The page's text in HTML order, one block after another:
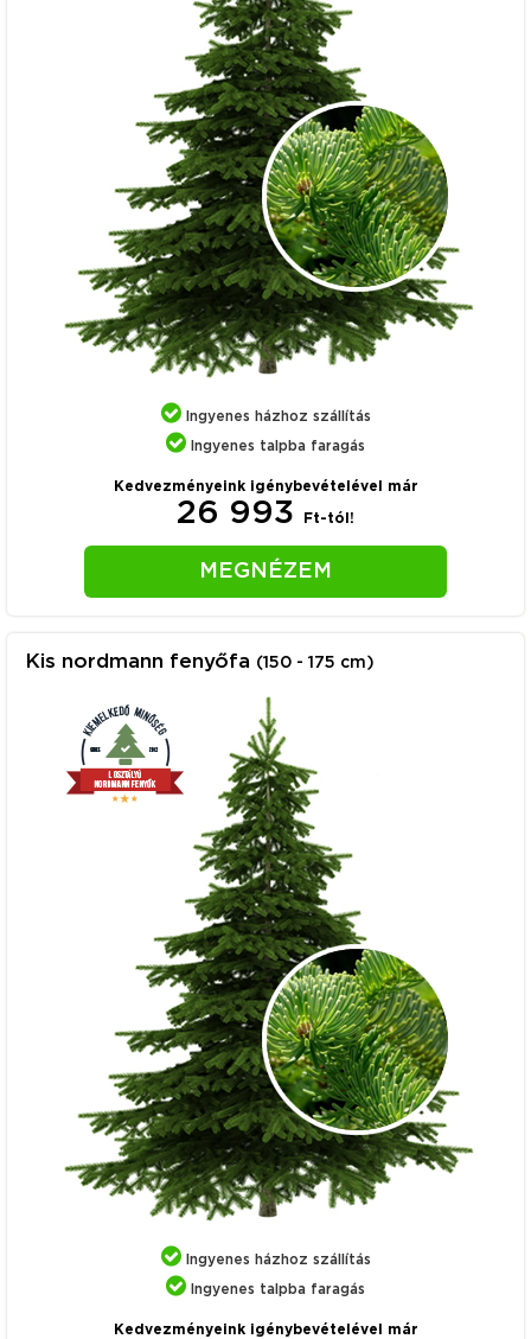
Ingyenes házhoz szállítás
Ingyenes talpba faragás
Kedvezményeink igénybevételével már
26 993 Ft-tól!
MEGNÉZEM
Kis nordmann fenyőfa (150 - 175 cm)
Ingyenes házhoz szállítás
Ingyenes talpba faragás
Kedvezményeink igénybevételével már